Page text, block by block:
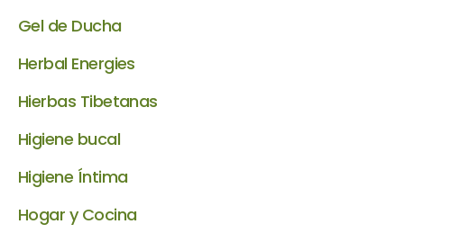
Gel de Ducha
Herbal Energies
Hierbas Tibetanas
Higiene bucal
Higiene Íntima
Hogar y Cocina